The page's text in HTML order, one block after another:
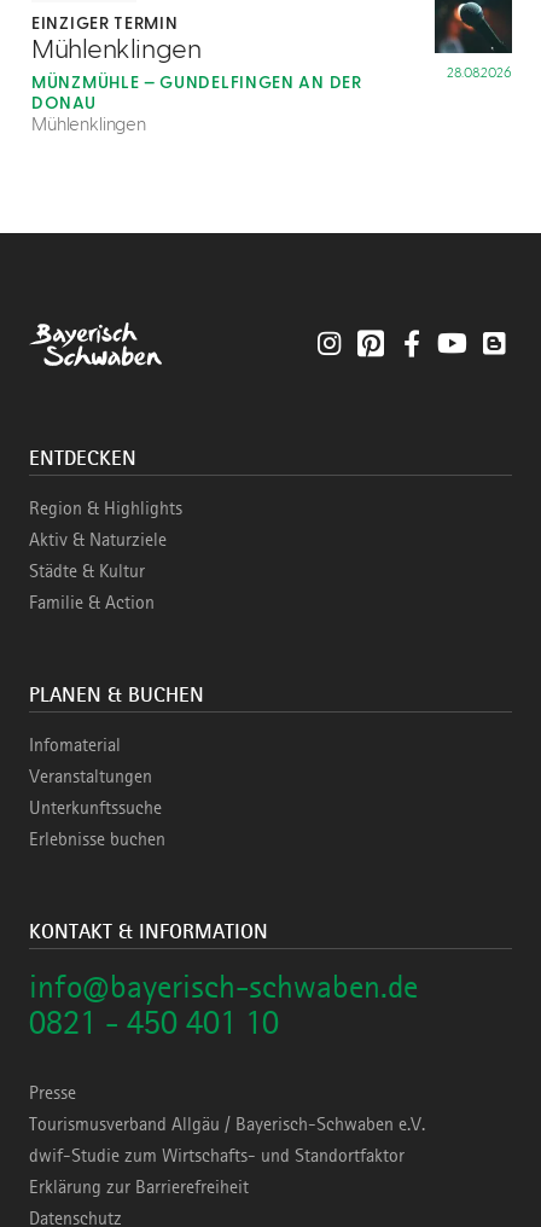
EINZIGER TERMIN
3
Mühlenklingen
MÜNZMÜHLE — GUNDELFINGEN AN DER
DONAU
28.08.2026
Mühlenklingen
InstagramPinterestFacebookYouTube
ENTDECKEN
Region & Highlights
Aktiv & Naturziele
Städte & Kultur
Familie & Action
PLANEN & BUCHEN
Infomaterial
Veranstaltungen
Unterkunftssuche
Erlebnisse buchen
KONTAKT & INFORMATION
info@bayerisch-schwaben.de
0821 - 450 401 10
Presse
Tourismusverband Allgäu / Bayerisch-Schwaben e.V.
dwif-Studie zum Wirtschafts- und Standortfaktor
Erklärung zur Barrierefreiheit
Datenschutz